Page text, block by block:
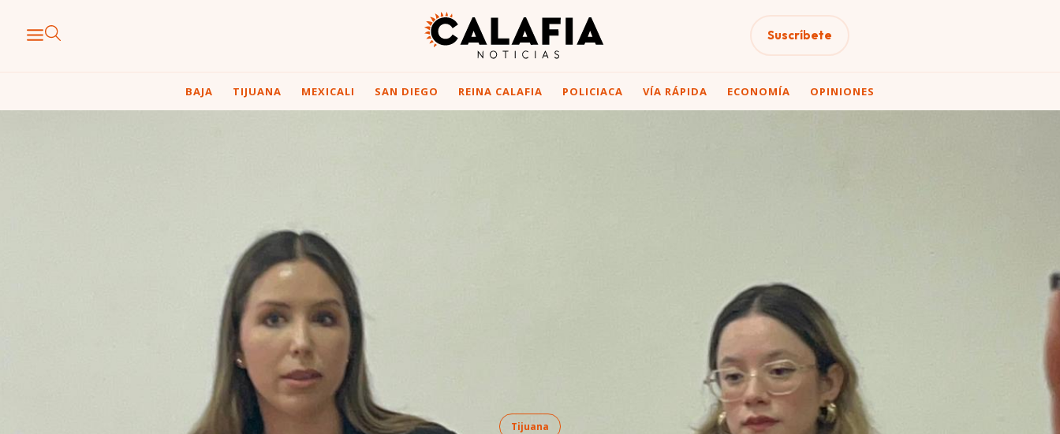
Suscríbete
BAJA TIJUANA MEXICALI SAN DIEGO REINA CALAFIA POLICIACA VÍA RÁPIDA ECONOMÍA OPINIONES
Tijuana